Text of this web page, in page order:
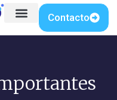
Contacto